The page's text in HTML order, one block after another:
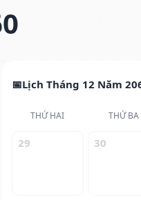
Lịch Tháng 12 Năm
THỨ HAI THỨ BA
29 30